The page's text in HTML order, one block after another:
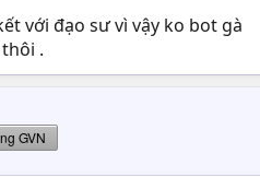
với đạo sư vì vậy ko bot gà
.
GVN